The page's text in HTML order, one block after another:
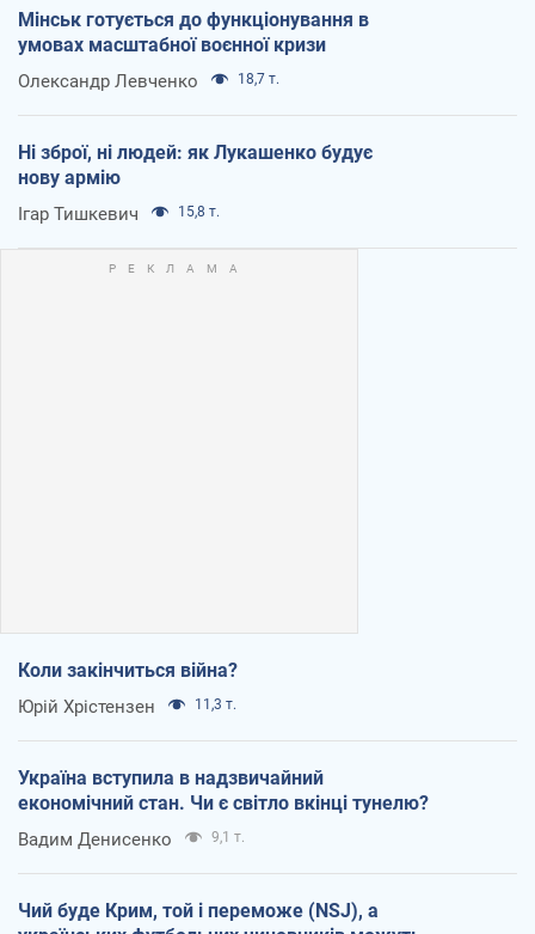
Мінськ готується до функціонування в
умовах масштабної воєнної кризи
Олександр Левченко 18,7 т.
Ні зброї, ні людей: як Лукашенко будує
нову армію
Ігар Тишкевич 15,8 т.
Коли закінчиться війна?
Юрій Хрістензен 11,3 т.
Україна вступила в надзвичайний
економічний стан. Чи є світло вкінці тунелю?
Вадим Денисенко 9,1 т.
Чий буде Крим, той і переможе (NSJ), а